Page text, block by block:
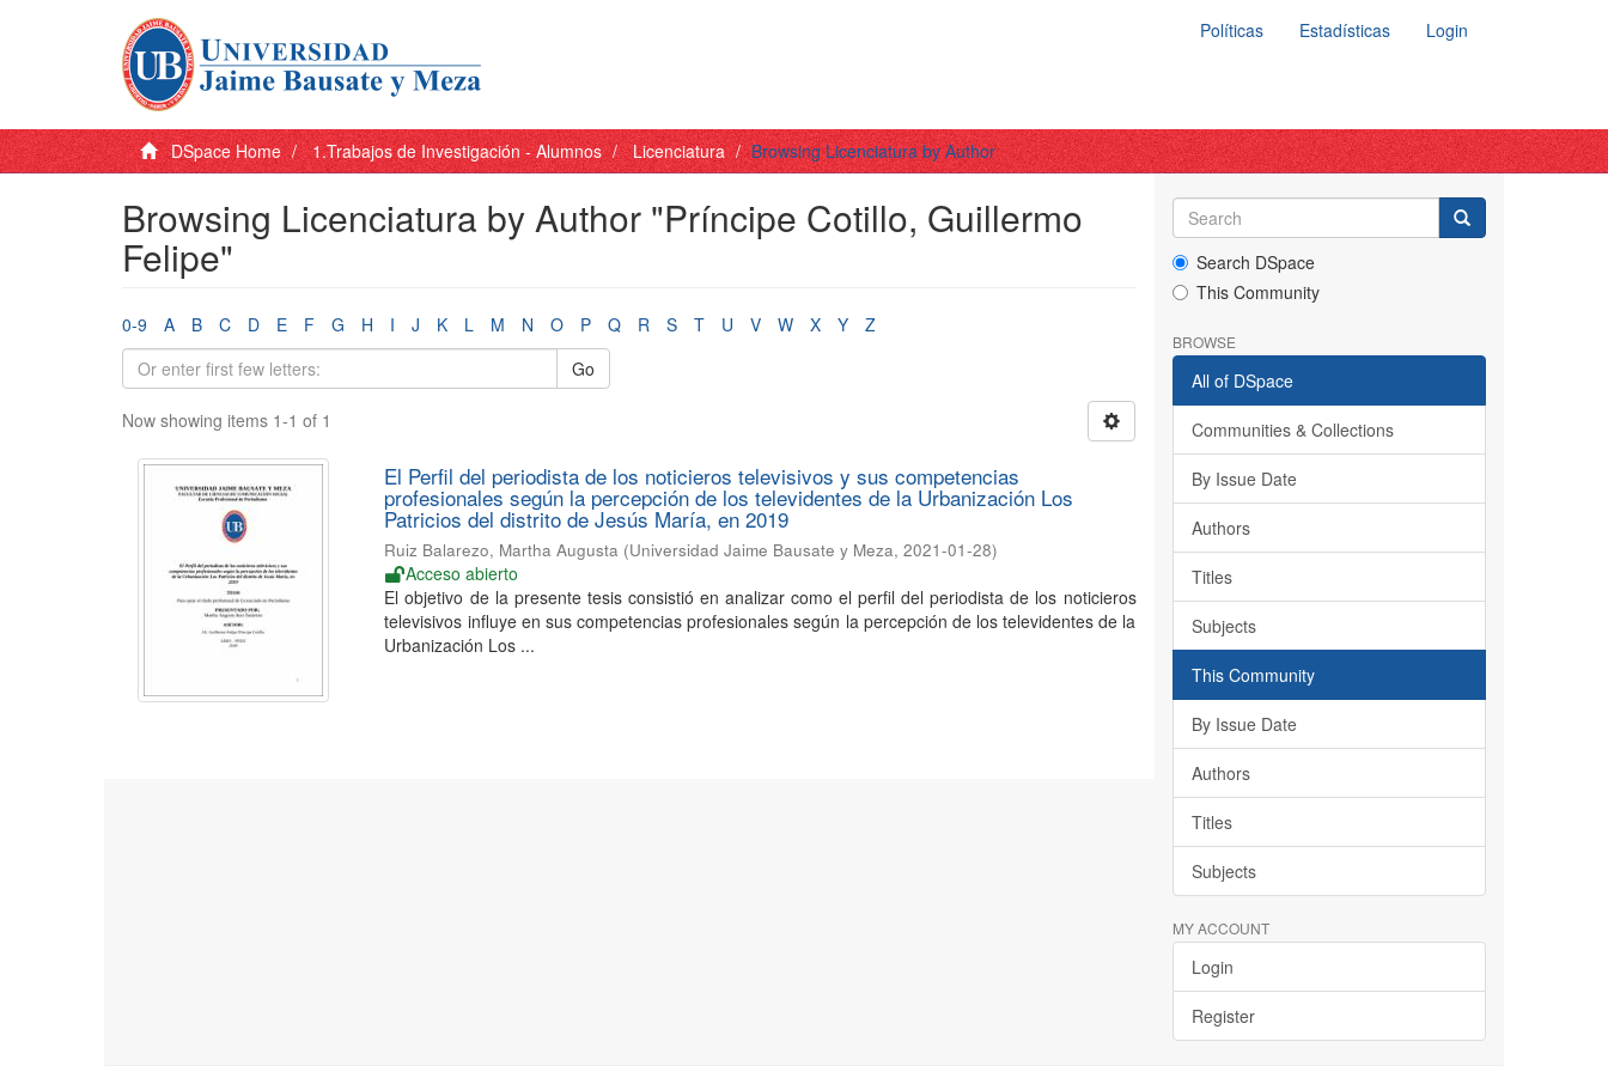
Políticas Estadísticas Login
DSpace Home 1.Trabajos de Investigación - Alumnos Licenciatura Browsing Licenciatura by Author
Browsing Licenciatura by Author "Príncipe Cotillo, Guillermo
Felipe"
0-9 A B C D E F G H I J K L M N O P Q R S T U V W X Y
Z
Go
Now showing items 1-1 of 1
El Perfil del periodista de los noticieros televisivos y sus competencias
profesionales según la percepción de los televidentes de la Urbanización Los
Patricios del distrito de Jesús María, en 2019
Ruiz Balarezo, Martha Augusta (Universidad Jaime Bausate y Meza,2021-01-28)
Acceso abierto
El objetivo de la presente tesis consistió en analizar como el perfil del periodista de los noticieros
televisivos influye en sus competencias profesionales según la percepción de los televidentes de la
Urbanización Los ...
Search DSpace
This Community
BROWSE
All of DSpace
Communities & Collections
By Issue Date
Authors
Titles
Subjects
This Community
By Issue Date
Authors
Titles
Subjects
MY ACCOUNT
Login
Register